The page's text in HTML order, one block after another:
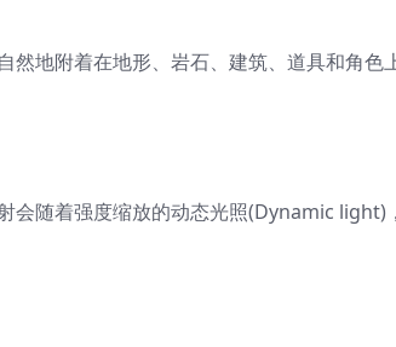
然地附着在地形、岩石、建筑、道具和角
会随着强度缩放的动态光照(Dynamic